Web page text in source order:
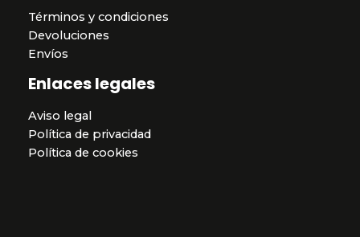
Términos y condiciones
Devoluciones
Envíos
Enlaces legales
Aviso legal
Política de privacidad
Política de cookies